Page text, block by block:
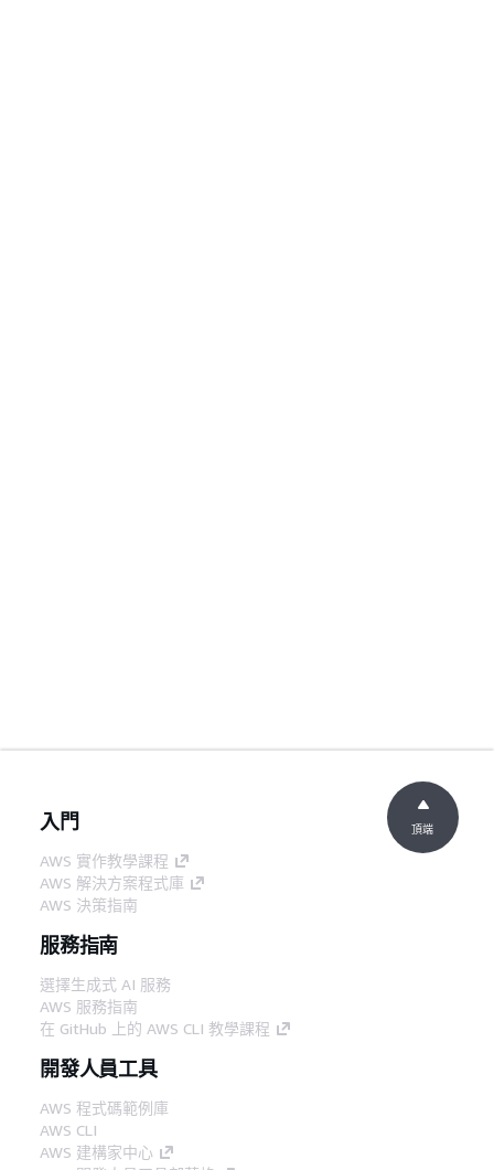
入門
AWS 實作教學課程
AWS 解決方案程式庫
AWS 決策指南
服務指南
選擇生成式 AI 服務
AWS 服務指南
在 GitHub 上的 AWS CLI 教學課程
開發人員工具
AWS 程式碼範例庫
AWS CLI
AWS 建構家中心
頂端